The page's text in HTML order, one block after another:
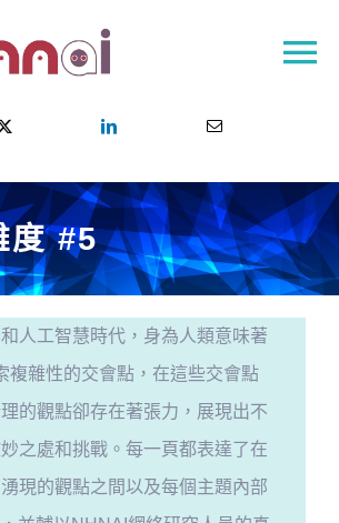
度 #5
人工智慧時代，身為人類意味著
複雜性的交會點，在這些交會點
理的觀點卻存在著張力，展現出不
之處和挑戰。每一頁都表達了在
現的觀點之間以及每個主題內部